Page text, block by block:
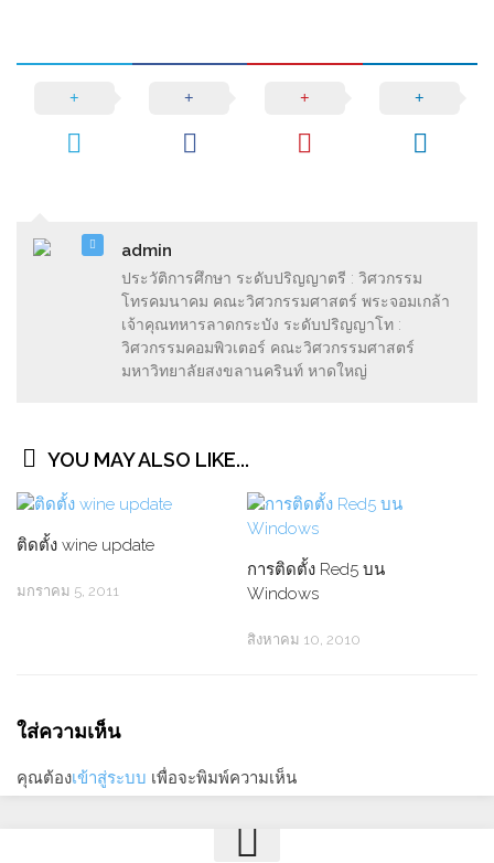
admin
ประวัติการศึกษา ระดับปริญญาตรี : วิศวกรรม
โทรคมนาคม คณะวิศวกรรมศาสตร์ พระจอมเกล้า
เจ้าคุณทหารลาดกระบัง ระดับปริญญาโท :
วิศวกรรมคอมพิวเตอร์ คณะวิศวกรรมศาสตร์
มหาวิทยาลัยสงขลานครินท์ หาดใหญ่
YOU MAY ALSO LIKE...
ติดตั้ง wine update
มกราคม 5, 2011
การติดตั้ง Red5 บน
Windows
สิงหาคม 10, 2010
ใส่ความเห็น
คุณต้องเข้าสู่ระบบ เพื่อจะพิมพ์ความเห็น